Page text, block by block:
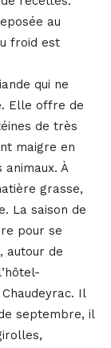
au
froid est
qui ne
Elle offre de
de très
maigre en
animaux. À
grasse,
La saison de
pour se
autour de
Il
septembre, il